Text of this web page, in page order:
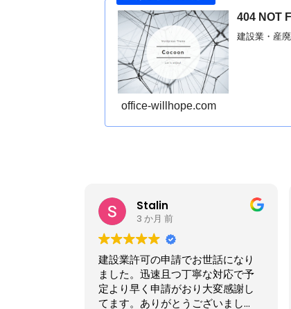
404 NOT
建設業・産
office-willhope.com
Stalin
3 か月 前
建設業許可の申請でお世話になり
ました。迅速且つ丁寧な対応で予
定より早く申請がおり大変感謝し
てます。ありがとうございまし
一
な
早
対